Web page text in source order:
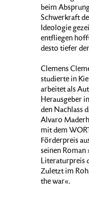
beim
Schwerkraft
Ideologie
entfliegen
desto tiefer
Clemens
studierte in
arbeitet als
Herausgeber
den Nachlass
Alvaro
mit dem
Förderpreis
seinen Roman
Literaturpreis
Zuletzt im
the war«.